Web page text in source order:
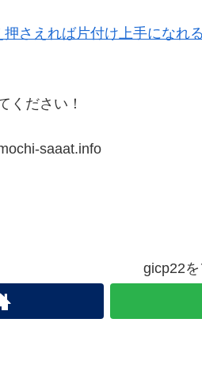
さえれば片付け上手になれる
ください！
saaat.info
gicp22